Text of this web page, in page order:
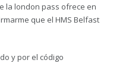
la london pass ofrece en
que el HMS Belfast
y por el código